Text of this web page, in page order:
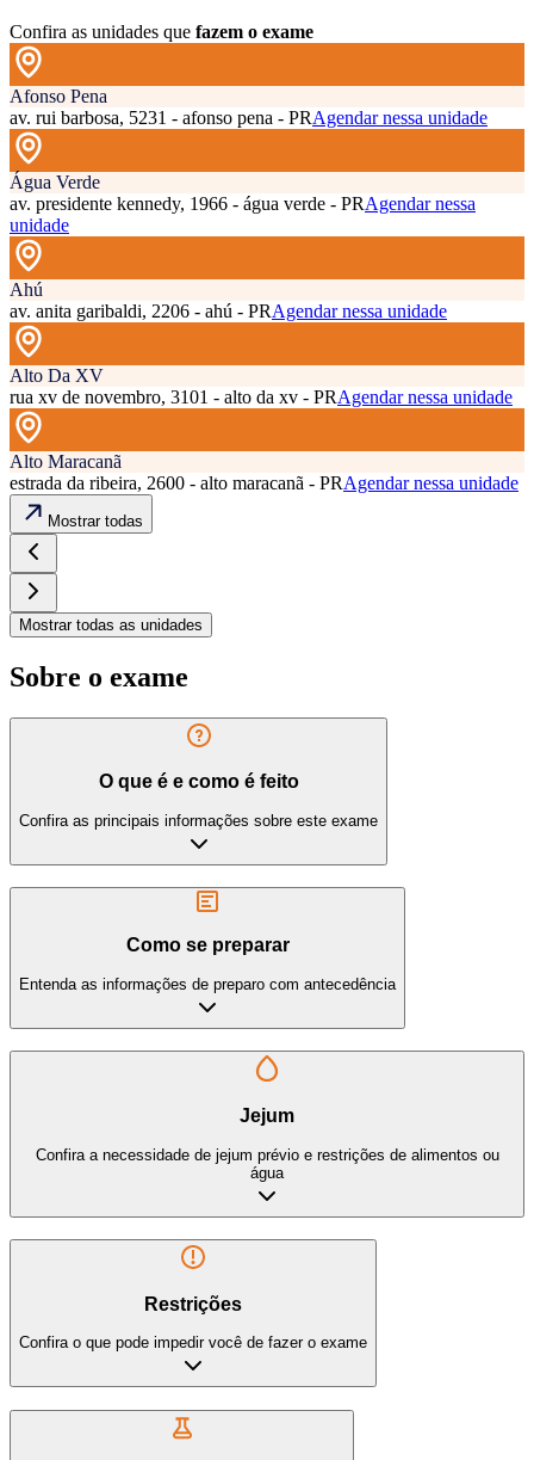
Confira as unidades que fazem o exame
Afonso Pena
av. rui barbosa, 5231 - afonso pena - PRAgendar nessa unidade
Água Verde
av. presidente kennedy, 1966 - água verde - PRAgendar nessa
unidade
Ahú
av. anita garibaldi, 2206 - ahú - PRAgendar nessa unidade
Alto Da XV
rua xv de novembro, 3101 - alto da xv - PRAgendar nessa unidade
Alto Maracanã
estrada da ribeira, 2600 - alto maracanã - PRAgendar nessa unidade
Mostrar todas
Mostrar todas as unidades
Sobre o exame
O que é e como é feito
Confira as principais informações sobre este exame
Como se preparar
Entenda as informações de preparo com antecedência
Jejum
Confira a necessidade de jejum prévio e restrições de alimentos ou
água
Restrições
Confira o que pode impedir você de fazer o exame